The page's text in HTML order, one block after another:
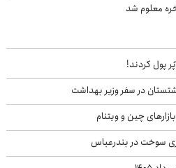
معلوم شد
پُر پول کردند!
در سفر وزیر بهداشت
چین و ویتنام